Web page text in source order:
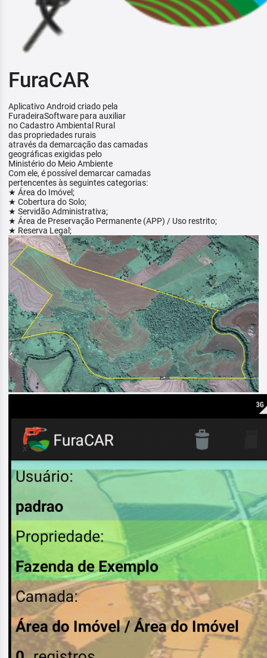
FuraCAR
Aplicativo Android criado pela
FuradeiraSoftware para auxiliar
no Cadastro Ambiental Rural
das propriedades rurais
através da demarcação das camadas
geográficas exigidas pelo
Ministério do Meio Ambiente
Com ele, é possível demarcar camadas
pertencentes às seguintes categorias:
★ Área do Imóvel;
★ Cobertura do Solo;
★ Servidão Administrativa;
★ Área de Preservação Permanente (APP) / Uso restrito;
★ Reserva Legal;